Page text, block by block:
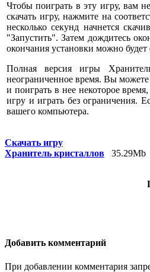
Чтобы поиграть в эту игру, вам
скачать игру, нажмите на
несколько секунд начнется
"Запустить". Затем дождитесь
окончания установки можно будет
Полная версия игры
неограниченное время. Вы
и поиграть в нее некоторое
игру и играть без ограничения.
вашего компьютера.
Скачать игру
Хранитель кристаллов 35.29Mb
Добавить комментарий
При добавлении комментария